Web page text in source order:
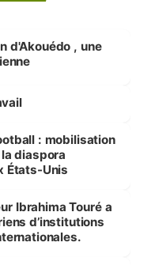
d'Akouédo , une
: mobilisation
diaspora
ivoirienne aux États-Unis
Ibrahima Touré a
d’institutions